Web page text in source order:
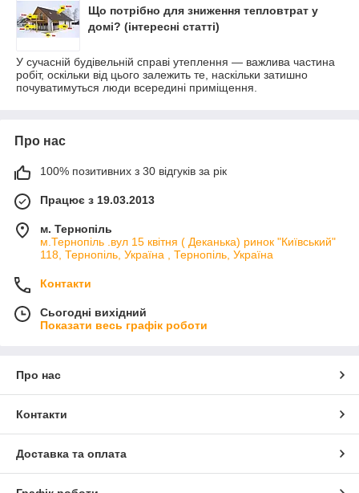
Що потрібно для зниження тепловтрат у
домі? (інтересні статті)
У сучасній будівельній справі утеплення — важлива частина
робіт, оскільки від цього залежить те, наскільки затишно
почуватимуться люди всередині приміщення.
Про нас
100% позитивних з 30 відгуків за рік
Працює з 19.03.2013
м. Тернопіль
м.Тернопіль .вул 15 квітня ( Деканька) ринок "Київський"
118, Тернопіль, Україна , Тернопіль, Україна
Контакти
Сьогодні вихідний
Показати весь графік роботи
Про нас
Контакти
Доставка та оплата